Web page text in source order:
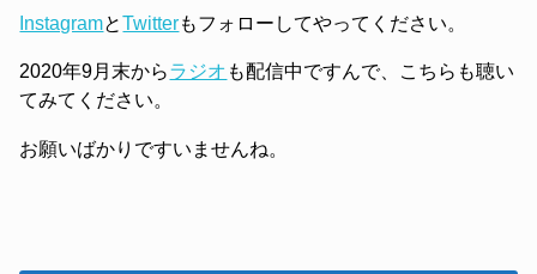
InstagramとTwitterもフォローしてやってください。
2020年9月末からラジオ も配信中ですんで、こちらも聴い
てみてください。
お願いばかりですいませんね。